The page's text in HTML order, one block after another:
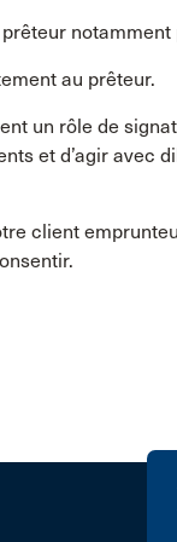
au prêteur.
un rôle de
et d’agir avec
client